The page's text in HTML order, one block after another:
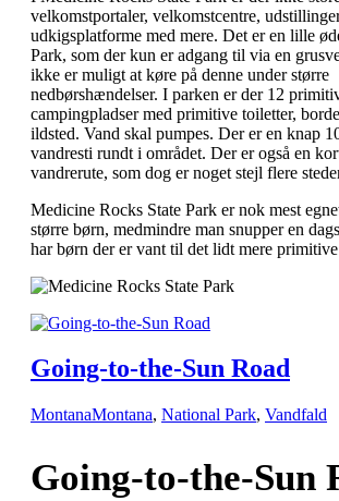
velkomstportaler, velkomstcentre,
udkigsplatforme med mere. Det er en lille
Park, som der kun er adgang til via en
ikke er muligt at køre på denne under større
nedbørshændelser. I parken er der 12
campingpladser med primitive toiletter,
ildsted. Vand skal pumpes. Der er en knap
vandresti rundt i området. Der er også en
vandrerute, som dog er noget stejl flere
Medicine Rocks State Park er nok mest
større børn, medmindre man snupper en
har børn der er vant til det lidt mere
Going-to-the-Sun Road
MontanaMontana, National Park, Vandfald
Going-to-the-Sun